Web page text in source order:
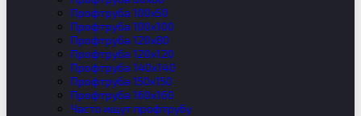
Профтруба 100х50
Профтруба 100х100
Профтруба 120х80
Профтруба 120х120
Профтруба 140х140
Профтруба 150х150
Профтруба 160х160
Часто ищут профтрубу